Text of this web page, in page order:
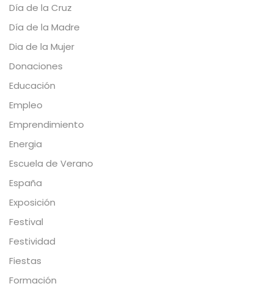
Día de la Cruz
Día de la Madre
Dia de la Mujer
Donaciones
Educación
Empleo
Emprendimiento
Energia
Escuela de Verano
España
Exposición
Festival
Festividad
Fiestas
Formación